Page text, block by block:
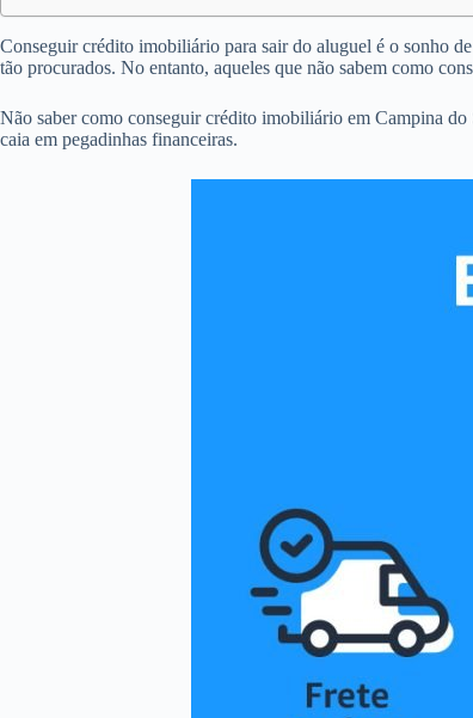
Conseguir crédito imobiliário para sair do aluguel é o sonho
tão procurados. No entanto, aqueles que não sabem como
Não saber como conseguir crédito imobiliário em Campina
caia em pegadinhas financeiras.